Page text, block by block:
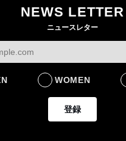
を発売
FASHION
NEWS LETTER
ニュースレター
WOMEN
登録